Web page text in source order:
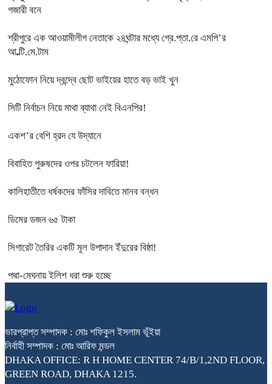
গজারী বনে
শ্রীপুরে এক আওয়ামীলীগ নেতাকে ২৪ঘন্টার মধ্যে গ্রে.প্তা.রে এমপি’র
আ.ল্টি.মে.টাম
মুঠোফোন নিয়ে দ্বন্দ্বে ছোট ভাইয়ের হাতে বড় ভাই খুন
সিটি নির্বাচন নিয়ে মাথা ব্যাথা নেই বিএনপির!
একশ’র বেশি হ্রদ যে উদ্যানে
বিবাহিত পুরুষদের ওপর চটলেন ফারিয়া!
কালিহাতীতে ধর্ষকদের ফাঁসির দাবিতে মানব বন্ধন
ডিমের ডজন ৬৫ টাকা
সিগারেট তৈরির একটি মূল উপাদান ইঁদুরের বিষ্ঠা!
পদ্মা-মেঘনায় ইলিশ ধরা শুরু হচ্ছে
ভারপ্রাপ্ত সম্পাদক : মোঃ শফিকুল ইসলাম ভূঁইয়া
নির্বাহী সম্পাদক : মোঃ আরিফ মন্ডল
DHAKA OFFICE: R H HOME CENTER 74/B/1,2ND FLOOR,
GREEN ROAD, DHAKA 1215.